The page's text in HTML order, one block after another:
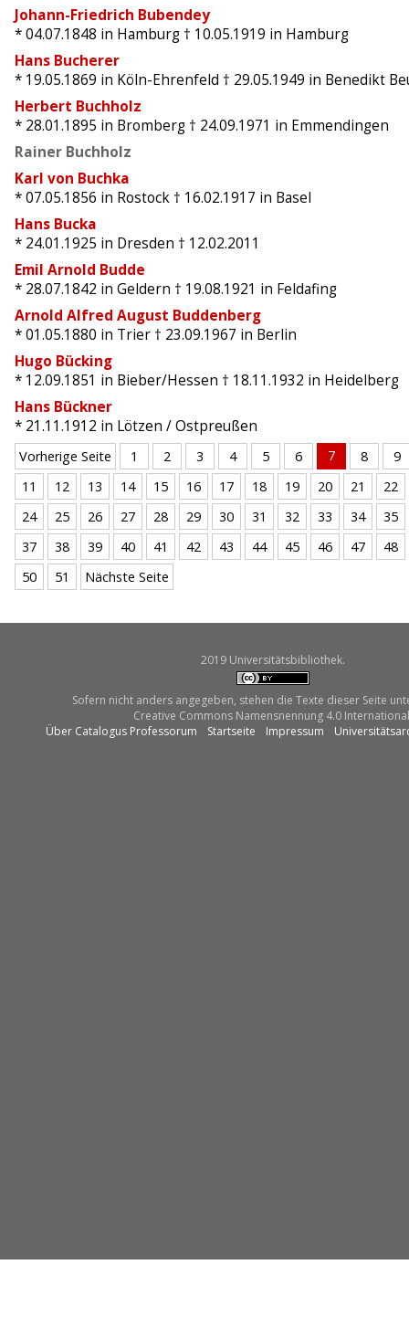
Johann-Friedrich Bubendey
* 04.07.1848 in Hamburg † 10.05.1919 in Hamburg
Hans Bucherer
* 19.05.1869 in Köln-Ehrenfeld † 29.05.1949 in Benedikt
Herbert Buchholz
* 28.01.1895 in Bromberg † 24.09.1971 in Emmendingen
Rainer Buchholz
Karl von Buchka
* 07.05.1856 in Rostock † 16.02.1917 in Basel
Hans Bucka
* 24.01.1925 in Dresden † 12.02.2011
Emil Arnold Budde
* 28.07.1842 in Geldern † 19.08.1921 in Feldafing
Arnold Alfred August Buddenberg
* 01.05.1880 in Trier † 23.09.1967 in Berlin
Hugo Bücking
* 12.09.1851 in Bieber/Hessen † 18.11.1932 in Heidelberg
Hans Bückner
* 21.11.1912 in Lötzen / Ostpreußen
Vorherige Seite 1 2 3 4 5 6 7 8
9
11
12 13 14 15 16 17 18 19 20 21
22
24
25 26 27 28 29 30 31 32 33 34
35
37
38 39 40 41 42 43 44 45 46 47
48
50
51 Nächste Seite
2019 Universitätsbibliothek.
Sofern nicht anders angegeben, stehen die Texte dieser Seite
Creative Commons Namensnennung 4.0
Über Catalogus Professorum
Startseite Impressum